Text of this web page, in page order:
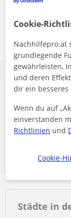
Mehr
Passe deine
oder speichere
neue
Filter
Städte in
Cookie-
Nachhilfepro.at
grundlegende
gewährleisten,
und deren
dir ein
Wenn du auf
einverstanden
Richtlinien und
Cookie-